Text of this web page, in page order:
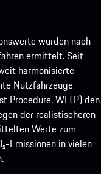
wurden nach
ermittelt. Seit
harmonisierte
Nutzfahrzeuge
Procedure, WLTP) den
der realistischeren
Werte zum
Emissionen in vielen